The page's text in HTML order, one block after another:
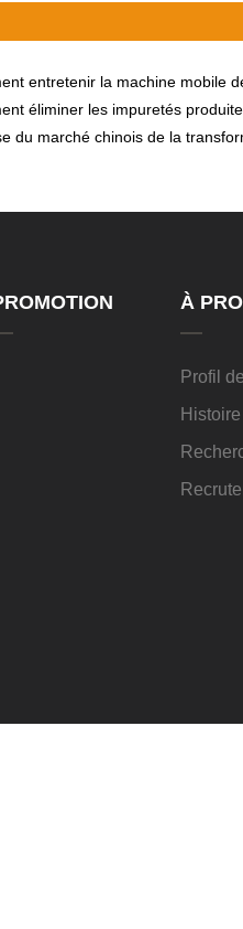
entretenir la machine mobile de
les impuretés produites lors du traitement de
marché chinois de la transformation de l'amidon
À
Profil